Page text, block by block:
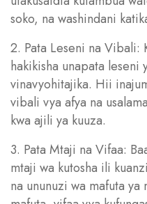
soko, na washindani
2. Pata Leseni na Vibali:
hakikisha unapata leseni
vinavyohitajika. Hii
vibali vya afya na
kwa ajili ya kuuza.
3. Pata Mtaji na Vifaa:
mtaji wa kutosha ili
na ununuzi wa mafuta